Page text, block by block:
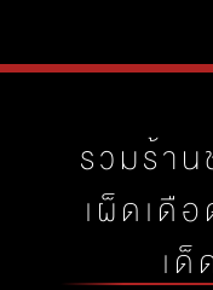
รวมร้า
เผ็ดเดื
เ